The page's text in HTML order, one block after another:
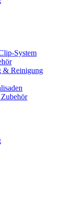
System
& Reinigung